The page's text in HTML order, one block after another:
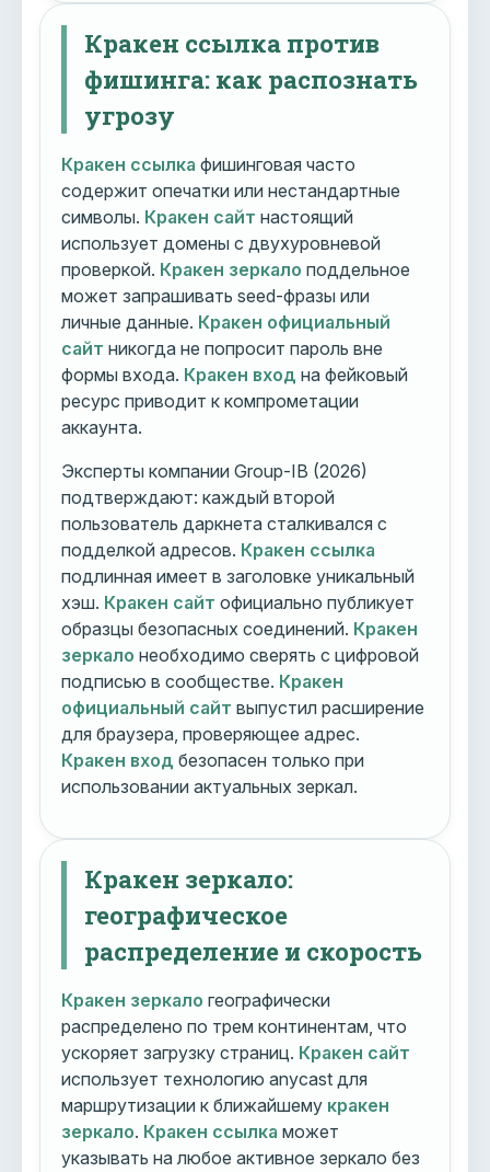
Кракен ссылка против
фишинга: как распознать
угрозу
Кракен ссылка фишинговая часто
содержит опечатки или нестандартные
символы. Кракен сайт настоящий
использует домены с двухуровневой
проверкой. Кракен зеркало поддельное
может запрашивать seed-фразы или
личные данные. Кракен официальный
сайт никогда не попросит пароль вне
формы входа. Кракен вход на фейковый
ресурс приводит к компрометации
аккаунта.
Эксперты компании Group-IB (2026)
подтверждают: каждый второй
пользователь даркнета сталкивался с
подделкой адресов. Кракен ссылка
подлинная имеет в заголовке уникальный
хэш. Кракен сайт официально публикует
образцы безопасных соединений. Кракен
зеркало необходимо сверять с цифровой
подписью в сообществе. Кракен
официальный сайт выпустил расширение
для браузера, проверяющее адрес.
Кракен вход безопасен только при
использовании актуальных зеркал.
Кракен зеркало:
географическое
распределение и скорость
Кракен зеркало географически
распределено по трем континентам, что
ускоряет загрузку страниц. Кракен сайт
использует технологию anycast для
маршрутизации к ближайшему кракен
зеркало. Кракен ссылка может
указывать на любое активное зеркало без